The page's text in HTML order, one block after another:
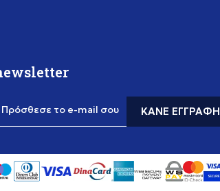
Πρόσθεσε το e-mail σου ΚΆΝΕ ΕΓΓΡΑΦΉ